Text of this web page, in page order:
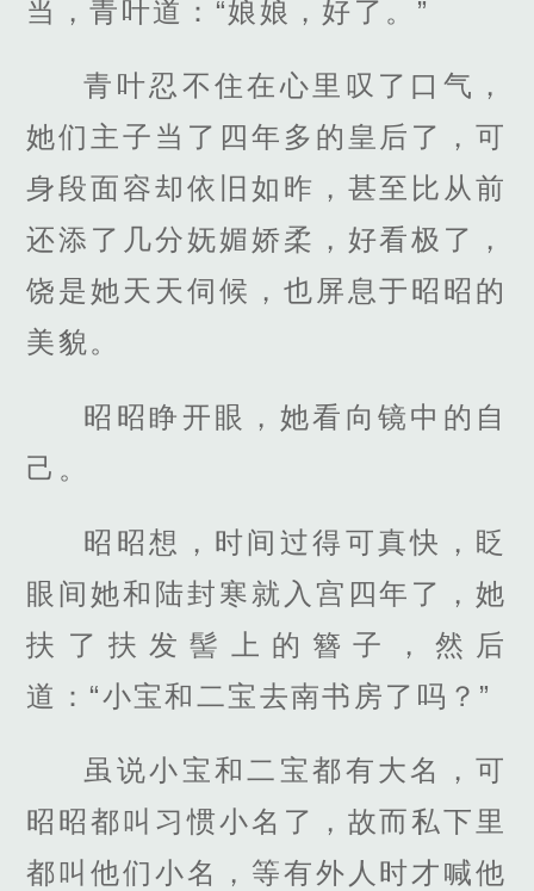
当，青叶道：“娘娘，好了。”
青叶忍不住在心里叹了口气，
她们主子当了四年多的皇后了，可
身段面容却依旧如昨，甚至比从前
还添了几分妩媚娇柔，好看极了，
饶是她天天伺候，也屏息于昭昭的
美貌。
昭昭睁开眼，她看向镜中的自
己。
昭昭想，时间过得可真快，眨
眼间她和陆封寒就入宫四年了，她
扶了扶发髻上的簪子，然后
道：“小宝和二宝去南书房了吗？”
虽说小宝和二宝都有大名，可
昭昭都叫习惯小名了，故而私下里
都叫他们小名，等有外人时才喊他